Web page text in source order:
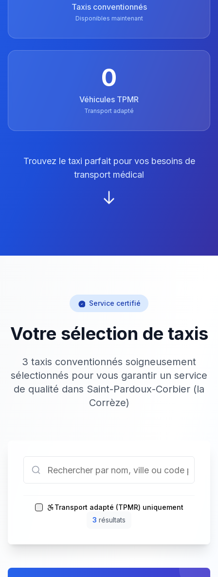
Taxis conventionnés
Disponibles maintenant
0
Véhicules TPMR
Transport adapté
Trouvez le taxi parfait pour vos besoins de
transport médical
Service certifié
Votre sélection de taxis
3 taxis conventionnés soigneusement
sélectionnés pour vous garantir un service
de qualité dans Saint-Pardoux-Corbier (la
Corrèze)
Transport adapté (TPMR) uniquement
3 résultats